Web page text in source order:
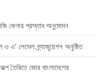
কেনার প্রস্তাব অনুমোদন
ও এ’ লেভেল গ্র্যাজুয়েশন অনুষ্ঠিত
তৈরিতে জোর বাংলাদেশের